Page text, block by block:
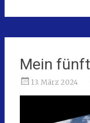
Mein
13. März 2024